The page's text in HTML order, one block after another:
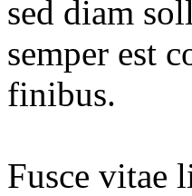
sed diam
semper est
finibus.
Fusce vitae